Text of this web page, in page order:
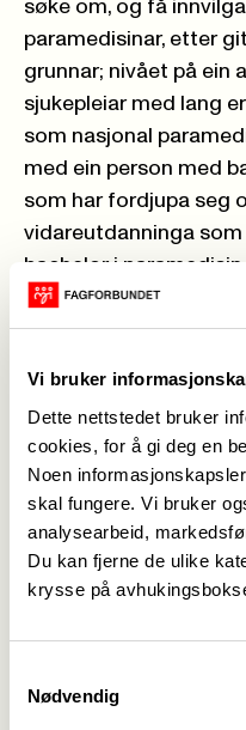
Vi bruker
Dette nettstedet bruker
cookies, for å gi deg en
Noen
skal fungere. Vi bruker
analysearbeid,
Du kan fjerne de ulike
krysse på
Nødvendig
søke om, og få
paramedisinar, etter
grunnar; nivået på ein
sjukepleiar med lang
som nasjonal
med ein person med
som har fordjupa seg
vidareutdanninga
bachelor i
mogleik til å bli
utelate denne gruppa
gruppe, som ikkje får
av faget.
med vidareutdanning
vore pådrivarar for
tenesta, og lærarar for
utdanningane, og bør
autorisasjon.
ikkje er differensiert
når det kjem til kva